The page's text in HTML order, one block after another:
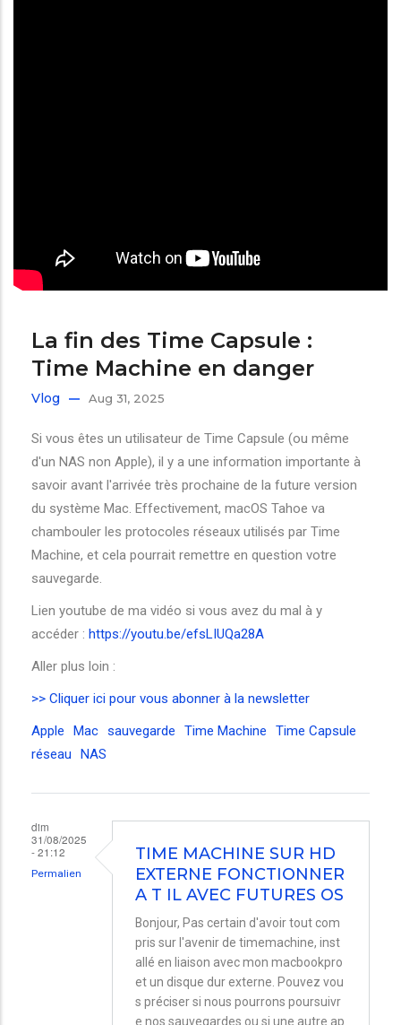
La fin des Time Capsule :
Time Machine en danger
Vlog Aug 31, 2025
Si vous êtes un utilisateur de Time Capsule (ou même
d'un NAS non Apple), il y a une information importante à
savoir avant l'arrivée très prochaine de la future version
du système Mac. Effectivement, macOS Tahoe va
chambouler les protocoles réseaux utilisés par Time
Machine, et cela pourrait remettre en question votre
sauvegarde.
Lien youtube de ma vidéo si vous avez du mal à y
accéder : https://youtu.be/efsLIUQa28A
Aller plus loin :
>> Cliquer ici pour vous abonner à la newsletter
Apple
Mac sauvegarde Time Machine
Time Capsule
réseau
NAS
dim
31/08/2025
- 21:12
Permalien
TIME MACHINE SUR HD
EXTERNE FONCTIONNER
A T IL AVEC FUTURES OS
Bonjour, Pas certain d'avoir tout com
pris sur l'avenir de timemachine, inst
allé en liaison avec mon macbookpro
et un disque dur externe. Pouvez vou
s préciser si nous pourrons poursuivr
e nos sauvegardes ou si une autre ap